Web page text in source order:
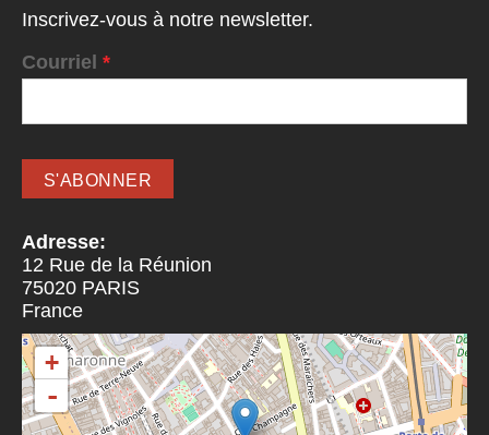
Inscrivez-vous à notre newsletter.
Courriel *
Adresse:
12 Rue de la Réunion
75020 PARIS
France
+
-